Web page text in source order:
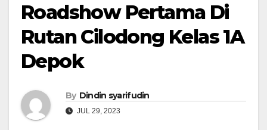
Roadshow Pertama Di
Rutan Cilodong Kelas 1A
Depok
By Dindin syarifudin
JUL 29, 2023